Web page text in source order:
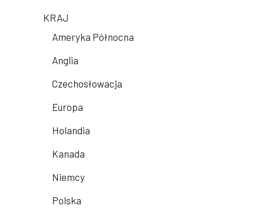
KRAJ
Ameryka Północna
Anglia
Czechosłowacja
Europa
Holandia
Kanada
Niemcy
Polska